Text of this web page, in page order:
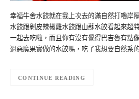
幸福牛舍水餃就在我上次去的滿自然打嚕岸
水餃跟剝皮辣椒雞水餃跟山蘇水餃看起來超
一起去吃啦，而且你有沒有覺得巴吉魯有點
過惡魔果實做的水餃嗎，吃了我想要自然系
CONTINUE READING